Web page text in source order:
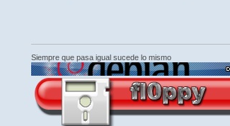
Siempre que pasa igual sucede lo mismo